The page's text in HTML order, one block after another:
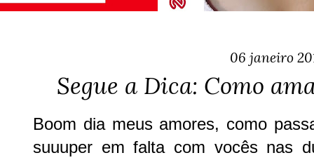
06 janeiro
Segue a Dica: Como
Boom dia meus amores, como
suuuper em falta com vocês nas